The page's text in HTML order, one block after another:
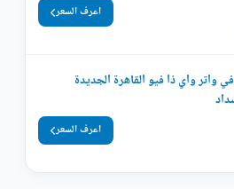
اعرف السعر
للبيع 195م في واتر واي ذا فيو القاهرة الجديدة
اعرف السعر